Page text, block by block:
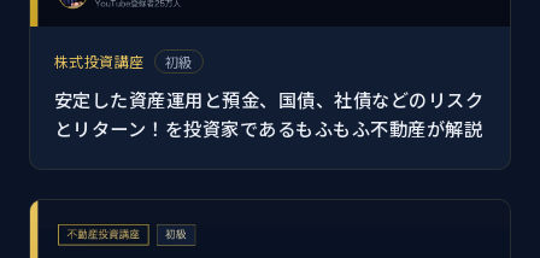
株式投資講座 初級
安定した資産運用と預金、国債、社債などのリスク
とリターン！を投資家であるもふもふ不動産が解説